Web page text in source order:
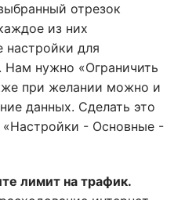
отрезок
из них
настройки для
нужно «Ограничить
при желании можно и
данных. Сделать это
«Настройки - Основные -
лимит на трафик.